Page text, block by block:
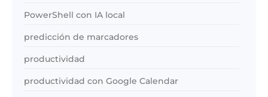
PowerShell con IA local
predicción de marcadores
productividad
productividad con Google Calendar